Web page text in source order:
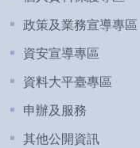
政策及業務宣導專區
資安宣導專區
資料大平臺專區
申辦及服務
其他公開資訊